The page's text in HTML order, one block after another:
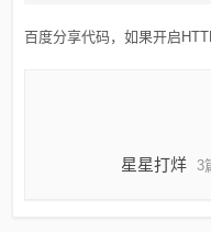
百度分享代码，如果开启
星星打烊 3